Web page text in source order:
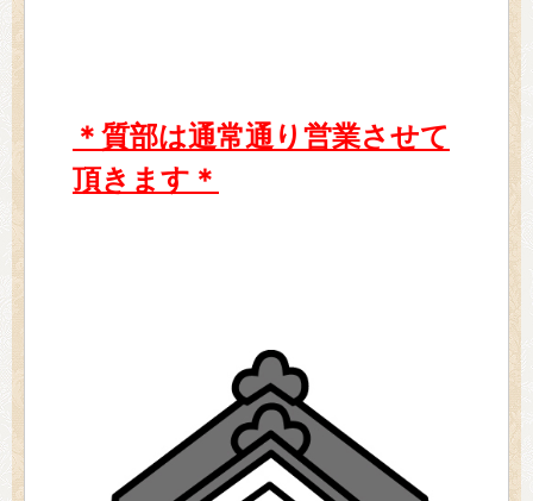
＊質部は通常通り営業させて
頂きます＊